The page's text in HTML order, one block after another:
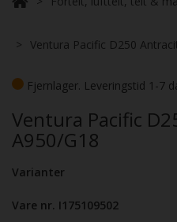
Ventura Pacific D250
Fjernlager. Leveringstid 1-7
Ventura Pacific
A950/G18
Varianter
Vare nr. I175109502